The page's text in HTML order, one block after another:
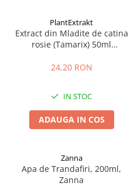
PlantExtrakt
Extract din Mladite de catina
rosie (Tamarix) 50ml
24,20 RON
IN STOC
ADAUGA IN COS
Zanna
Apa de Trandafiri, 200ml,
Zanna